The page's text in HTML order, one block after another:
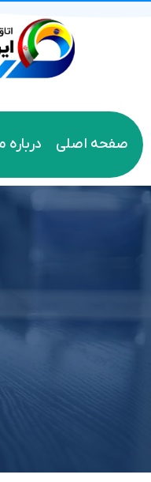
صفحه اصلی درباره